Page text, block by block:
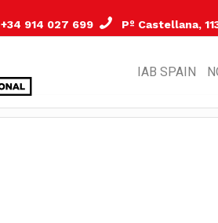
+34 914 027 699
Pº Castellana,
IAB SPAIN